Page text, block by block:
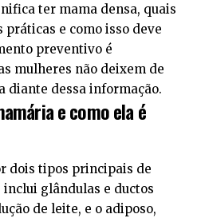
ter mama densa, quais
práticas e como isso deve
preventivo é
mulheres não deixem de
diante dessa informação.
e como ela é
dois tipos principais de
glândulas e ductos
de leite, e o adiposo,